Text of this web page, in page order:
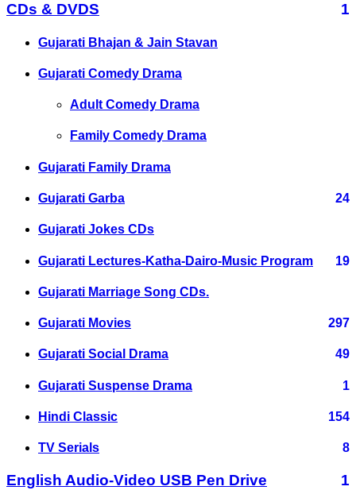
CDs & DVDS 1
Gujarati Bhajan & Jain Stavan
Gujarati Comedy Drama
Adult Comedy Drama
Family Comedy Drama
Gujarati Family Drama
Gujarati Garba 24
Gujarati Jokes CDs
Gujarati Lectures-Katha-Dairo-Music Program 19
Gujarati Marriage Song CDs.
Gujarati Movies 297
Gujarati Social Drama 49
Gujarati Suspense Drama 1
Hindi Classic 154
TV Serials 8
English Audio-Video USB Pen Drive
1